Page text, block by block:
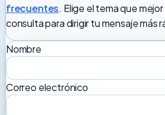
frecuentes. Elige el tema que
consulta para dirigir tu mensaje más
Nombre
Correo electrónico